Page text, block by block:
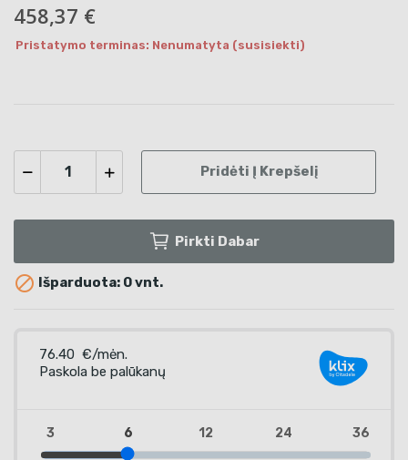
458,37 €
Pristatymo terminas: Nenumatyta (susisiekti)
Pridėti Į Krepšelį
Pirkti Dabar
 Išparduota: 0 vnt.